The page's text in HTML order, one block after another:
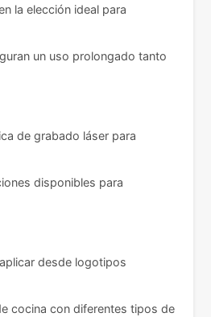
la elección ideal para
un uso prolongado tanto
de grabado láser para
disponibles para
desde logotipos
cocina con diferentes tipos de